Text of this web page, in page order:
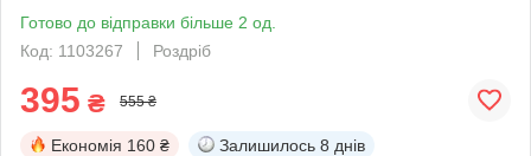
Готово до відправки більше 2 од.
Код: 1103267
Роздріб
395 ₴ 555 ₴
Економія 160 ₴ Залишилось 8 днів